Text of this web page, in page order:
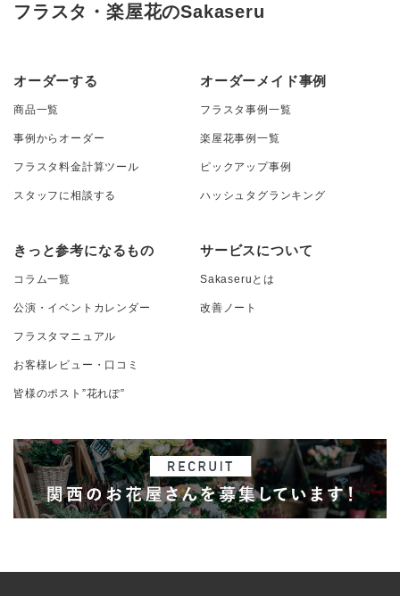
フラスタ・楽屋花のSakaseru
オーダーする
商品一覧
事例からオーダー
フラスタ料金計算ツール
スタッフに相談する
オーダーメイド事例
フラスタ事例一覧
楽屋花事例一覧
ピックアップ事例
ハッシュタグランキング
きっと参考になるもの
コラム一覧
公演・イベントカレンダー
フラスタマニュアル
お客様レビュー・口コミ
皆様のポスト”花れぽ”
サービスについて
Sakaseruとは
改善ノート